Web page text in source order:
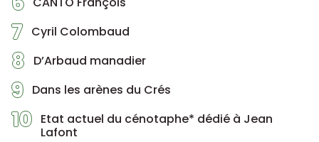
7 Cyril Colombaud
8 D’Arbaud manadier
9 Dans les arènes du Crés
10 Etat actuel du cénotaphe* dédié à Jean
Lafont